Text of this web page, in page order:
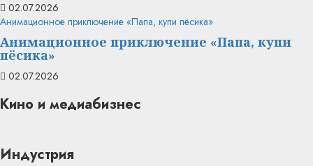
02.07.2026
Анимационное приключение «Папа, купи пёсика»
Анимационное приключение «Папа, купи
пёсика»
02.07.2026
Кино и медиабизнес
Индустрия